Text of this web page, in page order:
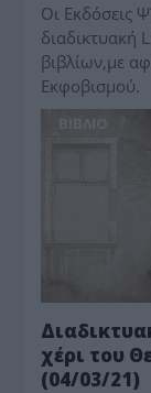
Οι Εκδόσεις
διαδικτυακή
βιβλίων,με
Εκφοβισμού.
BIBΛIO
χέρι του
(04/03/21)